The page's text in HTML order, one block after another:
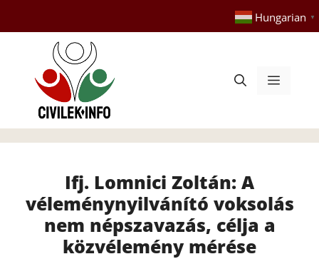
tartalomba
Hungarian ▼
Menü
Ifj. Lomnici Zoltán: A
véleménynyilvánító voksolás
nem népszavazás, célja a
közvélemény mérése